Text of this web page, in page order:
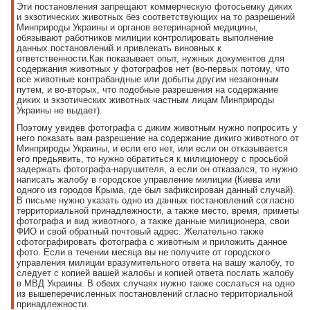
Эти постановления запрещают коммерческую фотосьемку диких
и экзотических животных без соответствующих на то разрешений
Минприроды Украины и органов ветеринарной медицины,
обязывают работников милиции контролировать выполнение
данных постановлений и привлекать виновных к
ответственности.Как показывает опыт, нужных документов для
содержания животных у фотографов нет (во-первых потому, что
все животные контрабандные или добыты другим незаконным
путем, и во-вторых, что подобные разрешения на содержание
диких и экзотических животных частным лицам Минприроды
Украины не выдает).
Поэтому увидев фотографа с диким животным нужно попросить у
него показать вам разрешение на содержание дикиго животного от
Минприроды Украины, и если его нет, или если он отказывается
его предьявить, то нужно обратиться к милиционеру с просьбой
задержать фотографа-нарушителя, а если он отказался, то нужно
написать жалобу в городское управление милиции (Киева или
одного из городов Крыма, где был зафиксирован данный случай).
В письме нужно указать одно из данных постановлений согласно
территориальной принадлежности, а также место, время, приметы
фотографа и вид животного, а также данные милиционера, свои
ФИО и свой обратный почтовый адрес. Желательно также
сфотографировать фотографа с животным и приложить данное
фото. Если в течении месяца вы не получите от городского
управления милиции вразумительного ответа на вашу жалобу, то
следует с копией вашей жалобы и копией ответа послать жалобу
в МВД Украины. В обеих случаях нужно также сослаться на одно
из вышеперечисленных постановлений сгласно территориальной
принадлежности.